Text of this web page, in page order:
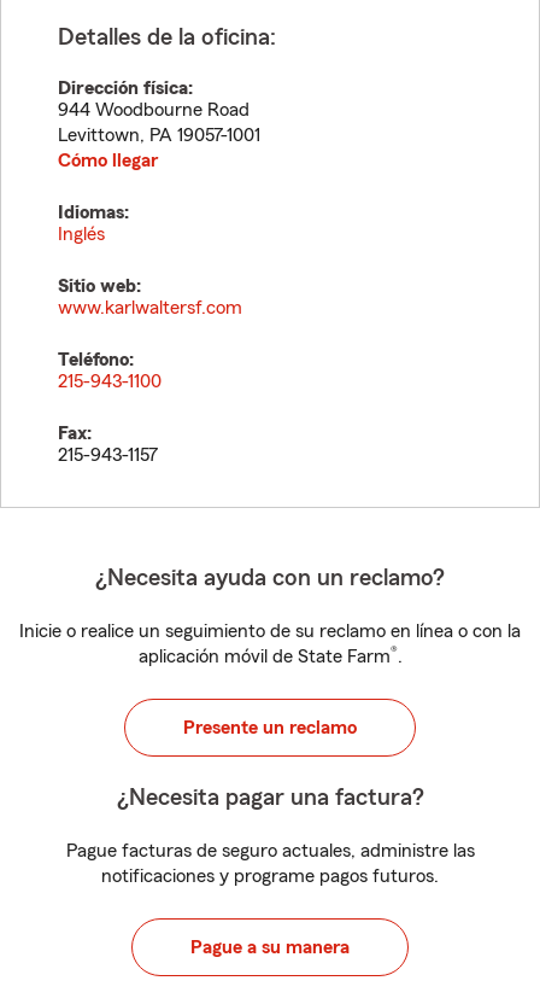
Detalles de la oficina:
Dirección física:
944 Woodbourne Road
Levittown, PA 19057-1001
Cómo llegar
Idiomas:
Inglés
Sitio web:
www.karlwaltersf.com
Teléfono:
215-943-1100
Fax:
215-943-1157
¿Necesita ayuda con un reclamo?
Inicie o realice un seguimiento de su reclamo en línea o con la
aplicación móvil de State Farm®.
Presente un reclamo
¿Necesita pagar una factura?
Pague facturas de seguro actuales, administre las
notificaciones y programe pagos futuros.
Pague a su manera